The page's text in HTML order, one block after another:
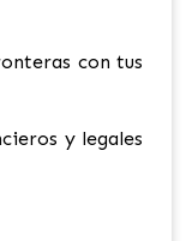
con tus
y legales